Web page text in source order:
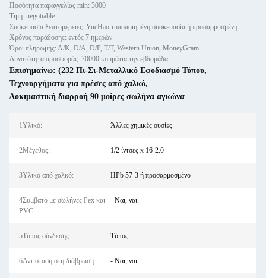
Ποσότητα παραγγελίας min: 3000
Τιμή: negotiable
Συσκευασία λεπτομέρειες: YueHao τυποποιημένη συσκευασία ή προσαρμοσμένη
Χρόνος παράδοσης: εντός 7 ημερών
Όροι πληρωμής: Λ/Κ, D/A, D/P, T/T, Western Union, MoneyGram
Δυνατότητα προσφοράς: 70000 κομμάτια την εβδομάδα
Επισημαίνω: (232 Πι-Σι-Μεταλλικό Εφοδιασμό Τύπου,
Τεχνουργήματα για πρέσες από χαλκό,
Δοκιμαστική διαρροή 90 μοίρες σωλήνα αγκώνα
1Υλικό: Άλλες χημικές ουσίες
2Μέγεθος: 1/2 ίντσες x 16-2.0
3Υλικό από χαλκό: HPb 57-3 ή προσαρμοσμένο
4Συμβατό με σωλήνες Pex και
PVC:
- Ναι, ναι.
5Τύπος σύνδεσης: Τύπος
6Αντίσταση στη διάβρωση: - Ναι, ναι.